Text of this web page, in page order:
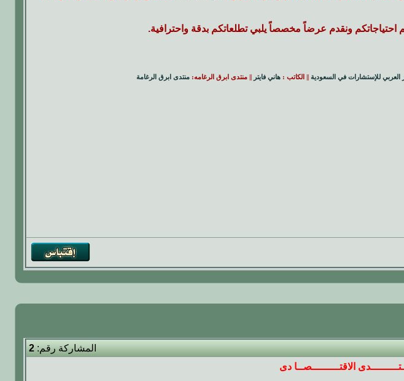
احتياجاتكم ونقدم عرضاً مخصصاً يلبي تطلعاتكم بدقة واحترافية.
العربي للإستشارات في السعودية || الكاتب :هاني فايتر || منتدى ابرق الرغامه:منتدى ابرق الرغامة
المشاركة رقم:2
الاقتـــــــــصــا دى